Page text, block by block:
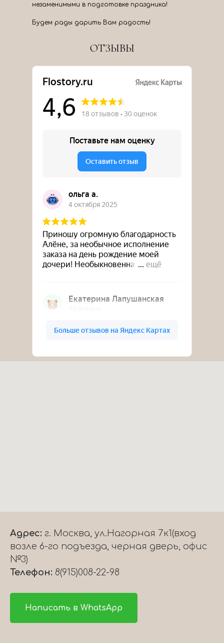
незаменимыми в подготовке праздника!
Будем рады дарить Вам радость!
ОТЗЫВЫ
Адрес: г. Москва, ул.Нагорная 7к1(вход
возле 6-го подъезда, черная дверь, офис
№3)
Телефон: 8(915)008-22-98
Написать в WhatsApp